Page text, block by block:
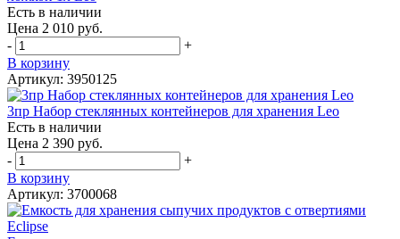
Есть в наличии
Цена 2 010 руб.
-
+
В корзину
Артикул: 3950125
3пр Набор стеклянных контейнеров для хранения Leo
Есть в наличии
Цена 2 390 руб.
-
+
В корзину
Артикул: 3700068